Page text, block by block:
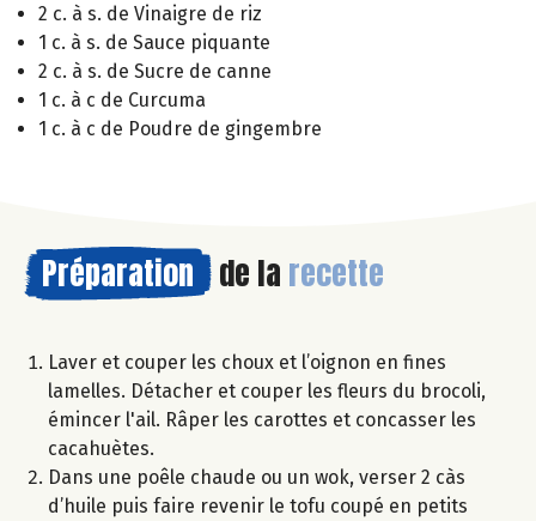
2 c. à s. de Vinaigre de riz
1 c. à s. de Sauce piquante
2 c. à s. de Sucre de canne
1 c. à c de Curcuma
1 c. à c de Poudre de gingembre
Préparation de la recette
Laver et couper les choux et l’oignon en fines
lamelles. Détacher et couper les fleurs du brocoli,
émincer l'ail. Râper les carottes et concasser les
cacahuètes.
Dans une poêle chaude ou un wok, verser 2 càs
d’huile puis faire revenir le tofu coupé en petits